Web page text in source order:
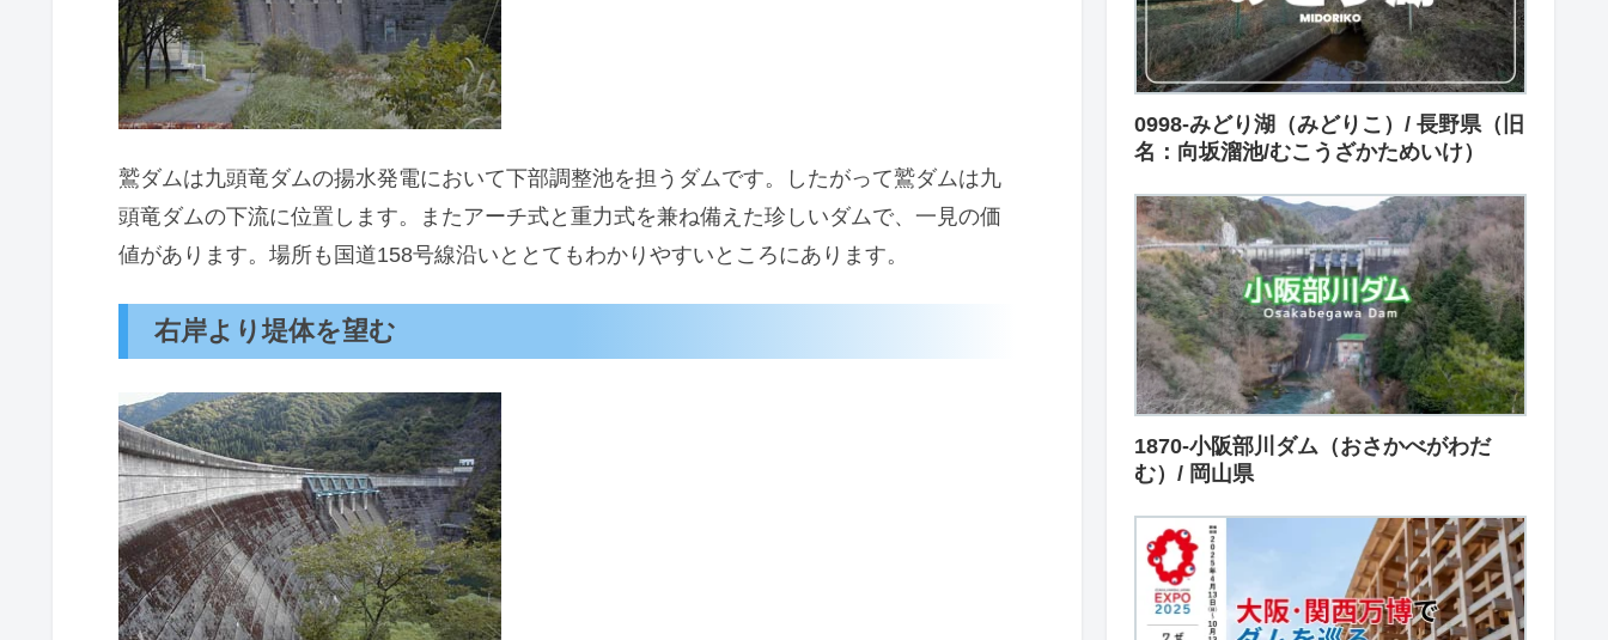
鷲ダムは九頭竜ダムの揚水発電において下部調整池を担うダムです。したがって鷲ダムは九
頭竜ダムの下流に位置します。またアーチ式と重力式を兼ね備えた珍しいダムで、一見の価
値があります。場所も国道158号線沿いととてもわかりやすいところにあります。
右岸より堤体を望む
0998-みどり湖（みどりこ）/ 長野県（旧
名：向坂溜池/むこうざかためいけ）
1870-小阪部川ダム（おさかべがわだ
む）/ 岡山県